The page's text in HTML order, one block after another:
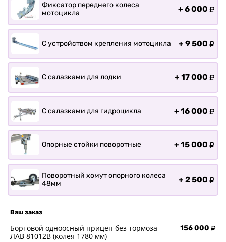
Фиксатор переднего колеса
мотоцикла
+ 6 000
С устройством крепления мотоцикла + 9 500
С салазками для лодки + 17 000
С салазками для гидроцикла + 16 000
Опорные стойки поворотные + 15 000
Поворотный хомут опорного колеса
48мм
+ 2 500
Ваш заказ
Бортовой одноосный прицеп без тормоза
ЛАВ 81012B (колея 1780 мм)
156 000